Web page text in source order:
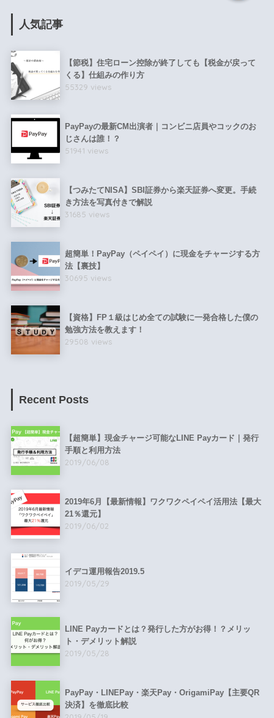
人気記事
【節税】住宅ローン控除が終了しても【税金が戻って
くる】仕組みの作り方
55329 views
PayPayの最新CM出演者｜コンビニ店員やコックのお
じさんは誰！？
51941 views
【つみたてNISA】SBI証券から楽天証券へ変更。手続
き方法を写真付きで解説
31685 views
超簡単！PayPay（ペイペイ）に現金をチャージする方
法【裏技】
30695 views
【資格】FP１級はじめ全ての試験に一発合格した僕の
勉強方法を教えます！
29508 views
Recent Posts
【超簡単】現金チャージ可能なLINE Payカード｜発行
手順と利用方法
2019/06/08
2019年6月【最新情報】ワクワクペイペイ活用法【最大
21％還元】
2019/06/02
イデコ運用報告2019.5
2019/05/29
LINE Payカードとは？発行した方がお得！？メリッ
ト・デメリット解説
2019/05/28
PayPay・LINEPay・楽天Pay・OrigamiPay【主要QR
決済】を徹底比較